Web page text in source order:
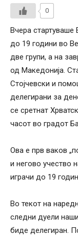
0
Вчера стартуваше
до 19 години во
две групи, а на
од Македонија.
Стојчевски и
делегирани за
се сретнат
часот во градот
Ова е прв ваков
и негово учество
играчи до 19
Во текот на
следни дуели
биде делегиран.